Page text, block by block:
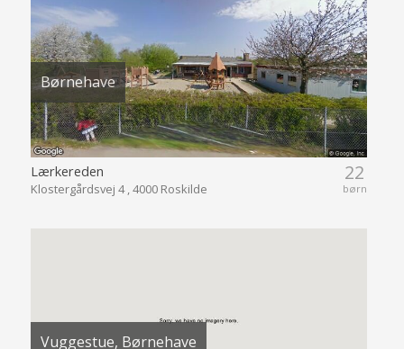
Børnehave
22
børn
Lærkereden
Klostergårdsvej 4 , 4000 Roskilde
Vuggestue, Børnehave